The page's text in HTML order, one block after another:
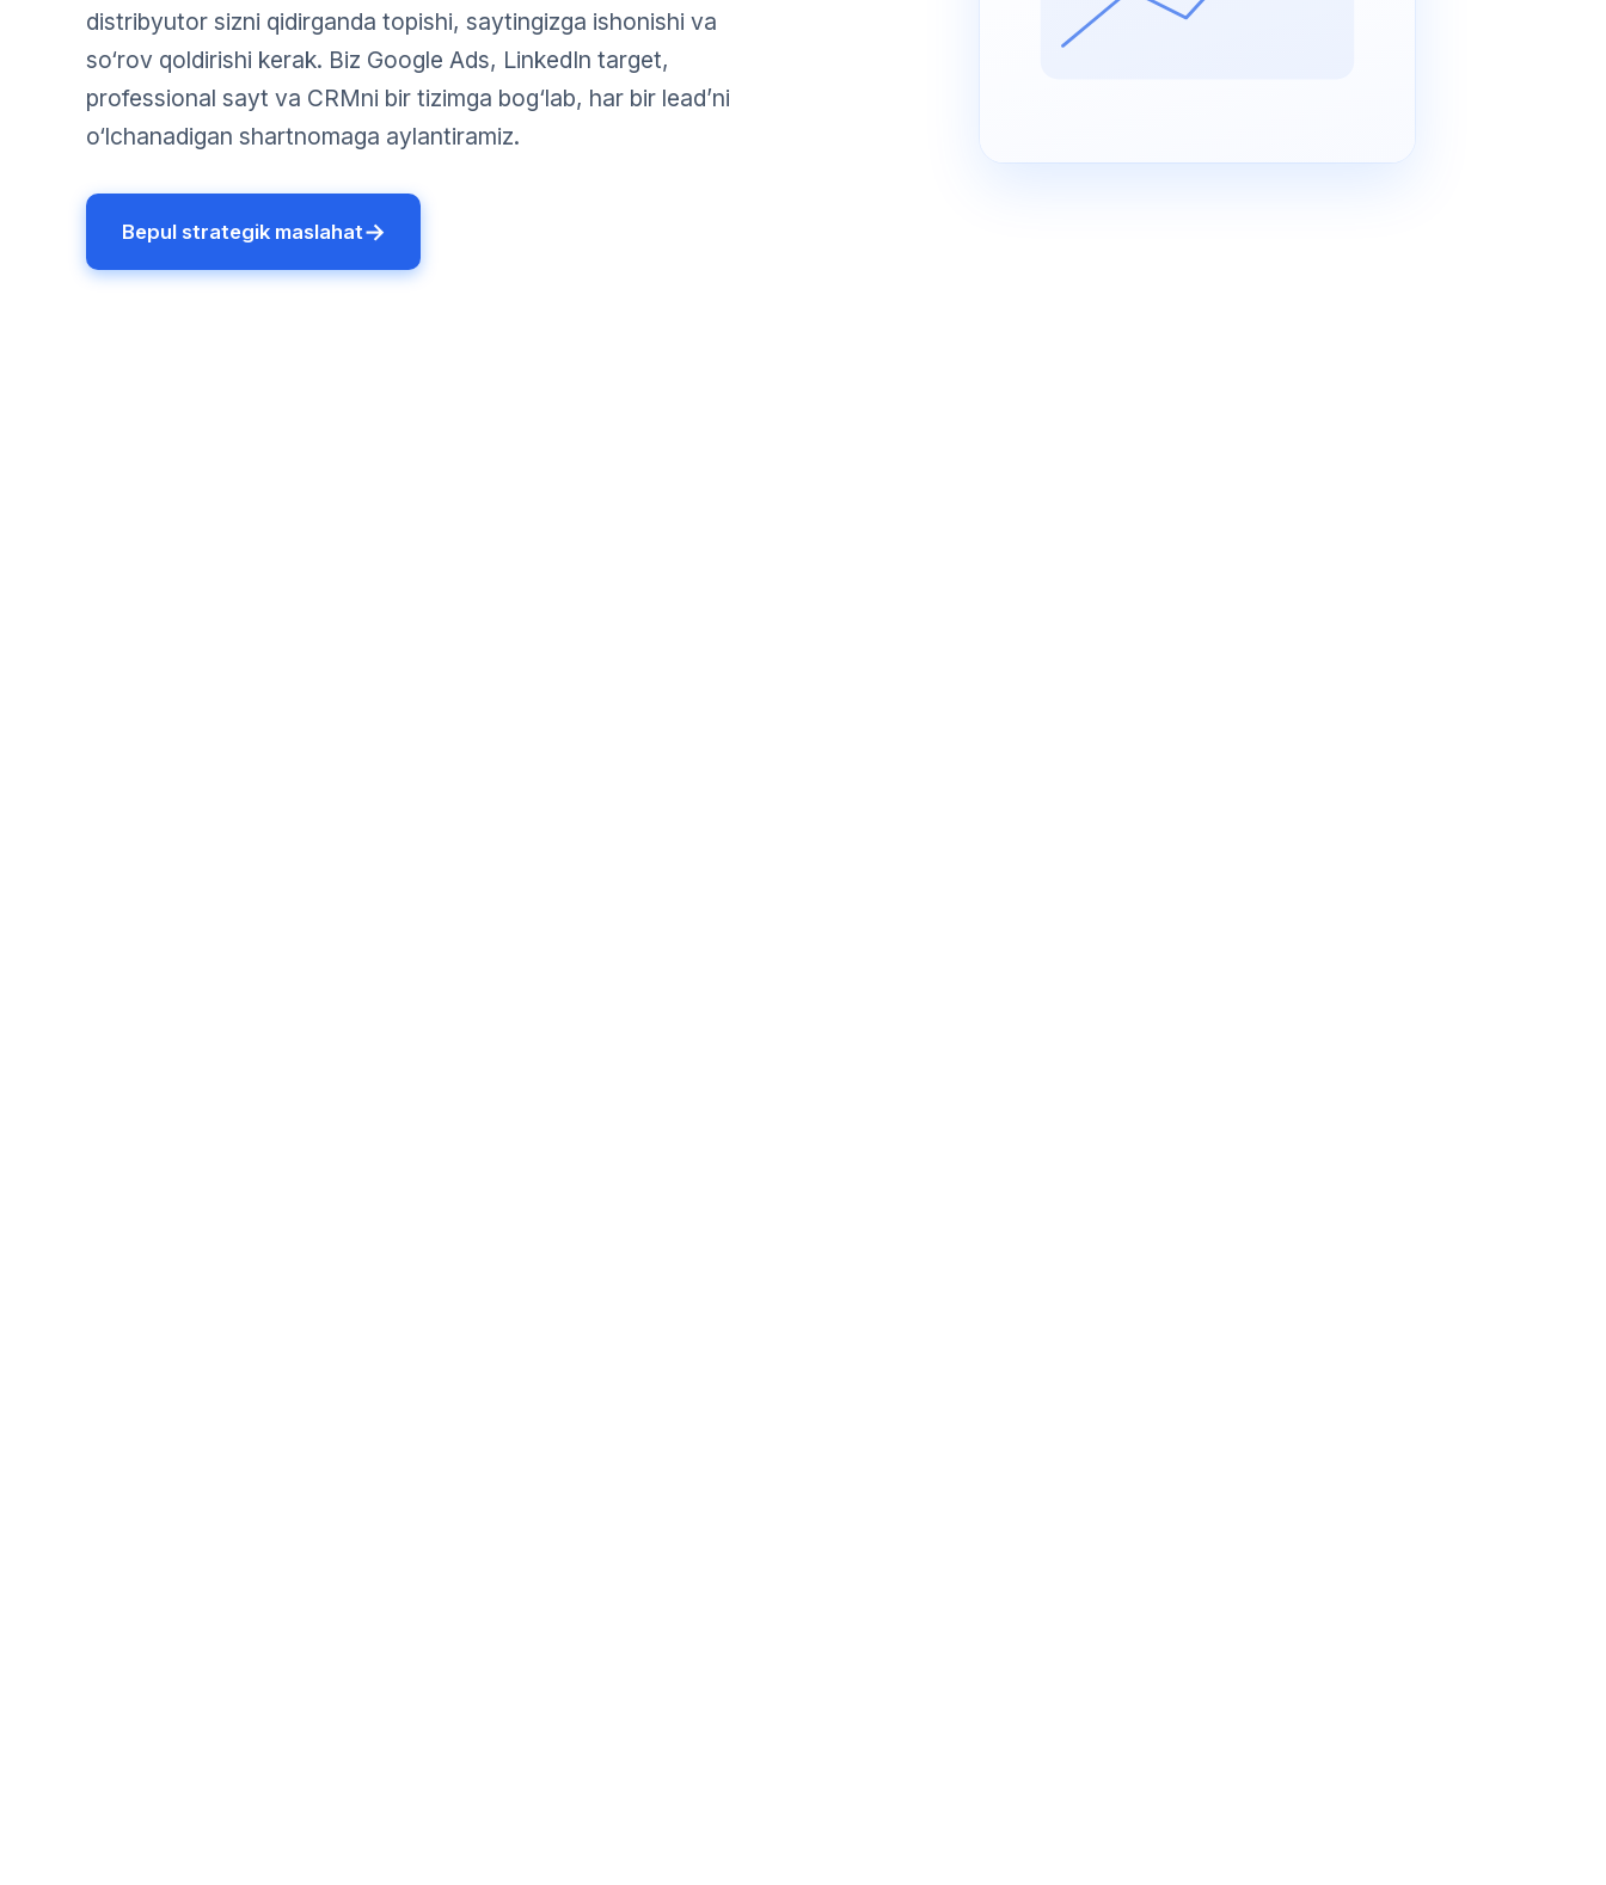
distribyutor sizni qidirganda topishi, saytingizga ishonishi va
so‘rov qoldirishi kerak. Biz Google Ads, LinkedIn target,
professional sayt va CRMni bir tizimga bog‘lab, har bir lead’ni
o‘lchanadigan shartnomaga aylantiramiz.
Bepul strategik maslahat→